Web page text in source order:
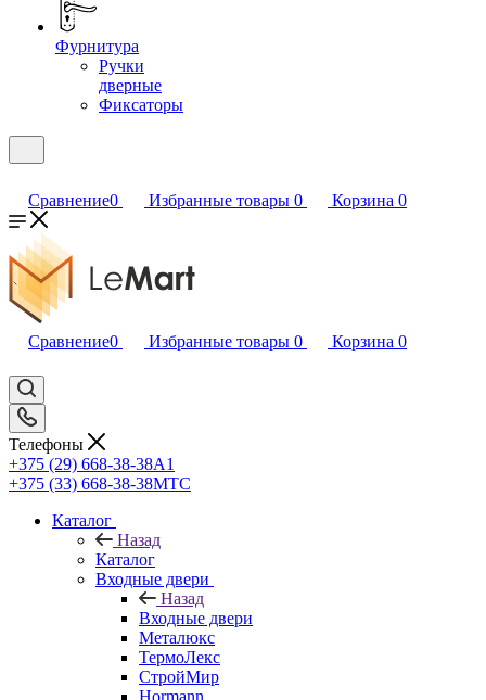
Фурнитура
Ручки
дверные
Фиксаторы
Сравнение0 Избранные товары 0 Корзина 0
Сравнение0 Избранные товары 0 Корзина 0
Телефоны
+375 (29) 668-38-38A1
+375 (33) 668-38-38МТС
Каталог
Назад
Каталог
Входные двери
Назад
Входные двери
Металюкс
ТермоЛекс
СтройМир
Hormann